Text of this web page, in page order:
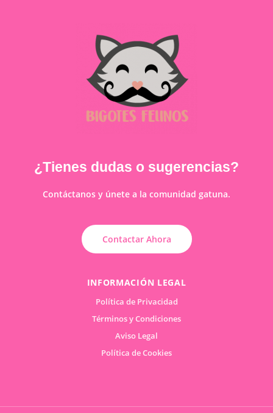
¿Tienes dudas o sugerencias?
Contáctanos y únete a la comunidad gatuna.
Contactar Ahora
INFORMACIÓN LEGAL
Política de Privacidad
Términos y Condiciones
Aviso Legal
Política de Cookies